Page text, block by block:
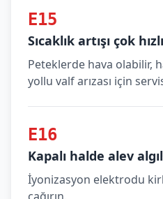
E15
Sıcaklık artışı çok
Peteklerde hava olabilir,
yollu valf arızası için
E16
Kapalı halde alev
İyonizasyon elektrodu